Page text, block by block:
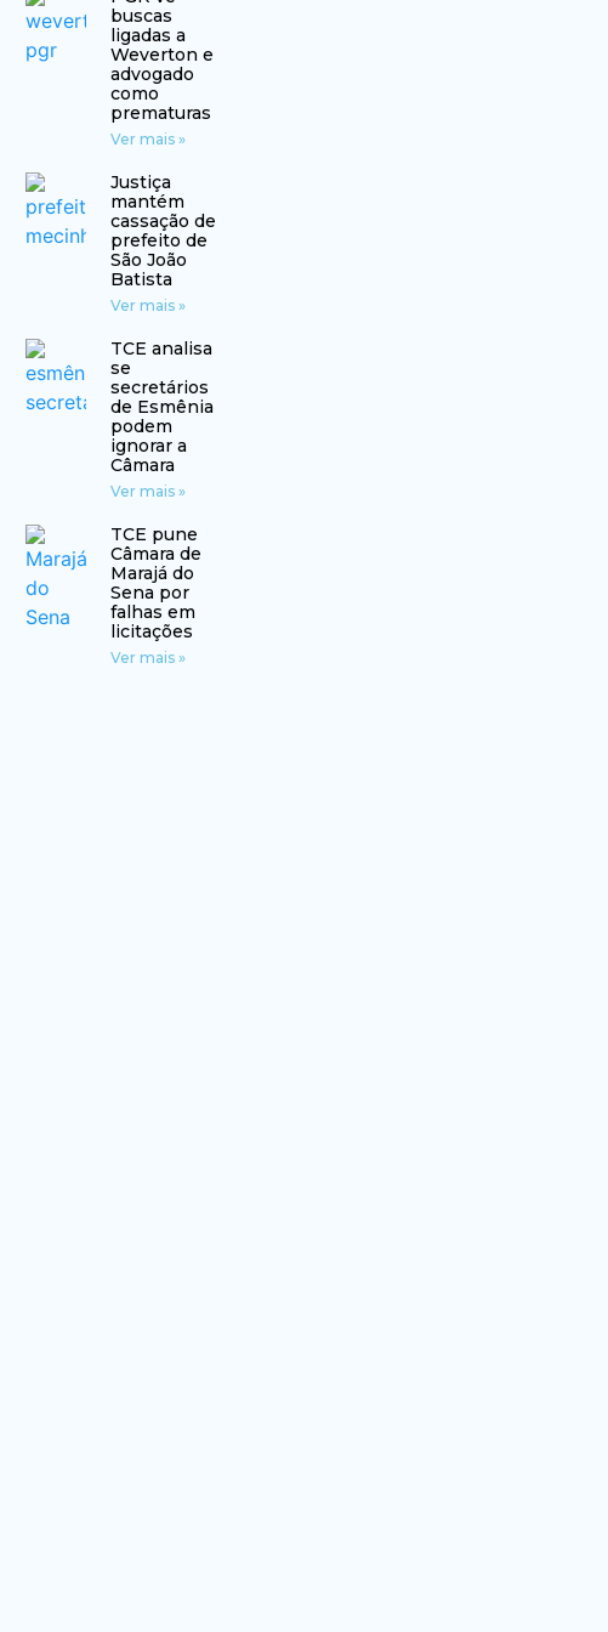
buscas
ligadas a
Weverton e
advogado
como
prematuras
Ver mais »
Justiça
mantém
cassação de
prefeito de
São João
Batista
Ver mais »
TCE analisa
se
secretários
de Esmênia
podem
ignorar a
Câmara
Ver mais »
TCE pune
Câmara de
Marajá do
Sena por
falhas em
licitações
Ver mais »